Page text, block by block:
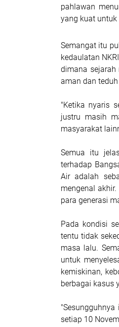
pahlawan
yang kuat untuk
Semangat itu
kedaulatan
dimana
aman dan
"Ketika nyaris
justru masih
masyarakat
Semua itu
terhadap
Air adalah
mengenal
para generasi
Pada kondisi
tentu tidak
masa lalu.
untuk
kemiskinan,
berbagai kasus
setiap 10